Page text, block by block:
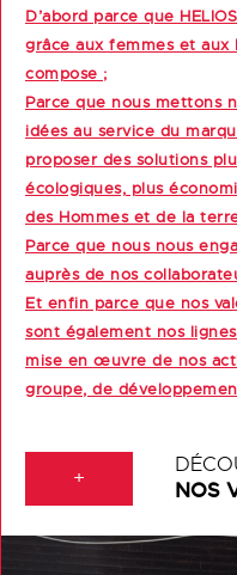
D’abord parce que
grâce aux femmes et aux
compose ;
Parce que nous mettons
idées au service du
proposer des solutions
écologiques, plus
des Hommes et de la
Parce que nous nous
auprès de nos
Et enfin parce que nos
sont également nos
mise en œuvre de nos
groupe, de
+
NOS